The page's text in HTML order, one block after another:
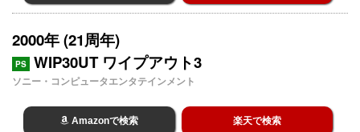
2000年 (21周年)
PS WIP30UT ワイプアウト3
ソニー・コンピュータエンタテインメント
Amazonで検索 楽天で検索